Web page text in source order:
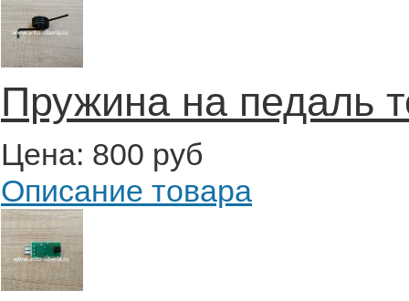
Пружина на педаль
Цена: 800 руб
Описание товара